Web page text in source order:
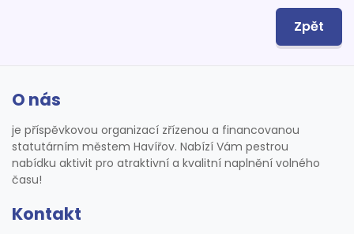
Zpět
O nás
je příspěvkovou organizací zřízenou a financovanou
statutárním městem Havířov. Nabízí Vám pestrou
nabídku aktivit pro atraktivní a kvalitní naplnění volného
času!
Kontakt